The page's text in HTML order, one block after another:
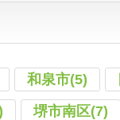
和泉市(5)
堺市南区(7)